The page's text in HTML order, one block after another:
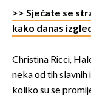
>> Sjećate se
kako danas
Christina Ricci,
neka od tih
koliko su se